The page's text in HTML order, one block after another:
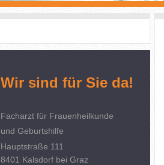
Wir sind für Sie da!
Facharzt für Frauenheilkunde
und Geburtshilfe
Hauptstraße 111
8401 Kalsdorf bei Graz